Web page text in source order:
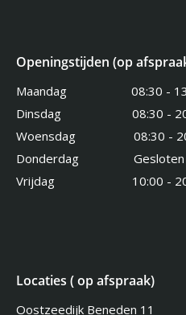
Openingstijden (op
Maandag 08:30 -
Dinsdag 08:30 -
Woensdag 08:30 -
Donderdag Gesloten
Vrijdag 10:00 -
Locaties ( op afspraak)
Oostzeedijk Beneden 11